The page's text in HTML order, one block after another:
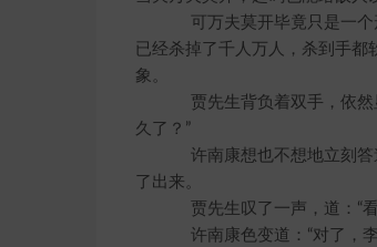
可万夫莫开毕竟只是一个
已经杀掉了千人万人，杀到手
象。
贾先生背负着双手，依然
久了？”
许南康想也不想地立刻答
了出来。
贾先生叹了一声，道：“看
许南康色变道：“对了，李